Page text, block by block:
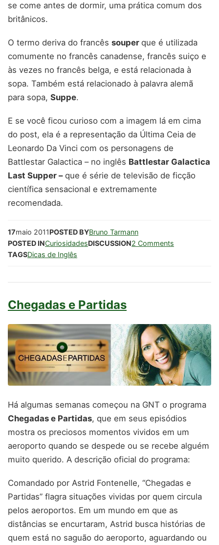
se come antes de dormir, uma prática comum dos
britânicos.
O termo deriva do francês souper que é utilizada
comumente no francês canadense, francês suiço e
às vezes no francês belga, e está relacionada à
sopa. Também está relacionado à palavra alemã
para sopa, Suppe.
E se você ficou curioso com a imagem lá em cima
do post, ela é a representação da Última Ceia de
Leonardo Da Vinci com os personagens de
Battlestar Galactica – no inglês Battlestar Galactica
Last Supper –que é série de televisão de ficção
científica sensacional e extremamente
recomendada.
17maio 2011POSTED BYBruno Tarmann
POSTED INCuriosidadesDISCUSSION2 Comments
TAGSDicas de Inglês
Chegadas e Partidas
Há algumas semanas começou na GNT o programa
Chegadas e Partidas, que em seus episódios
mostra os preciosos momentos vividos em um
aeroporto quando se despede ou se recebe alguém
muito querido. A descrição oficial do programa:
Comandado por Astrid Fontenelle, “Chegadas e
Partidas” flagra situações vividas por quem circula
pelos aeroportos. Em um mundo em que as
distâncias se encurtaram, Astrid busca histórias de
quem está no saguão do aeroporto, aguardando ou